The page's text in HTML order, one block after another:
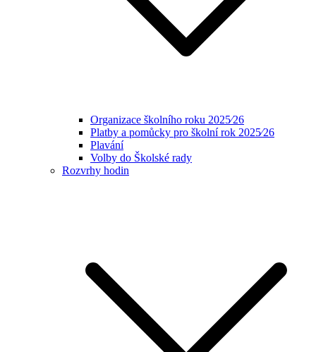
Organizace školního roku 2025⁄26
Platby a pomůcky pro školní rok 2025⁄26
Plavání
Volby do Školské rady
Rozvrhy hodin